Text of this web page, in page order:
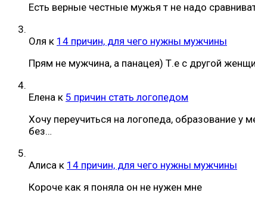
Есть верные честные мужья т не надо
Оля к 14 причин, для чего нужны мужчины
Прям не мужчина, а панацея) Т.е с другой
Елена к 5 причин стать логопедом
Хочу переучиться на логопеда, образование у
без…
Алиса к 14 причин, для чего нужны мужчины
Короче как я поняла он не нужен мне